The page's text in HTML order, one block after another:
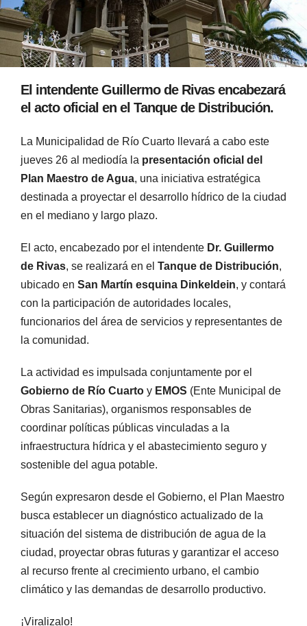
El intendente Guillermo de Rivas encabezará
el acto oficial en el Tanque de Distribución.
La Municipalidad de Río Cuarto llevará a cabo este
jueves 26 al mediodía la presentación oficial del
Plan Maestro de Agua, una iniciativa estratégica
destinada a proyectar el desarrollo hídrico de la ciudad
en el mediano y largo plazo.
El acto, encabezado por el intendente Dr. Guillermo
de Rivas, se realizará en el Tanque de Distribución,
ubicado en San Martín esquina Dinkeldein, y contará
con la participación de autoridades locales,
funcionarios del área de servicios y representantes de
la comunidad.
La actividad es impulsada conjuntamente por el
Gobierno de Río Cuarto y EMOS (Ente Municipal de
Obras Sanitarias), organismos responsables de
coordinar políticas públicas vinculadas a la
infraestructura hídrica y el abastecimiento seguro y
sostenible del agua potable.
Según expresaron desde el Gobierno, el Plan Maestro
busca establecer un diagnóstico actualizado de la
situación del sistema de distribución de agua de la
ciudad, proyectar obras futuras y garantizar el acceso
al recurso frente al crecimiento urbano, el cambio
climático y las demandas de desarrollo productivo.
¡Viralizalo!